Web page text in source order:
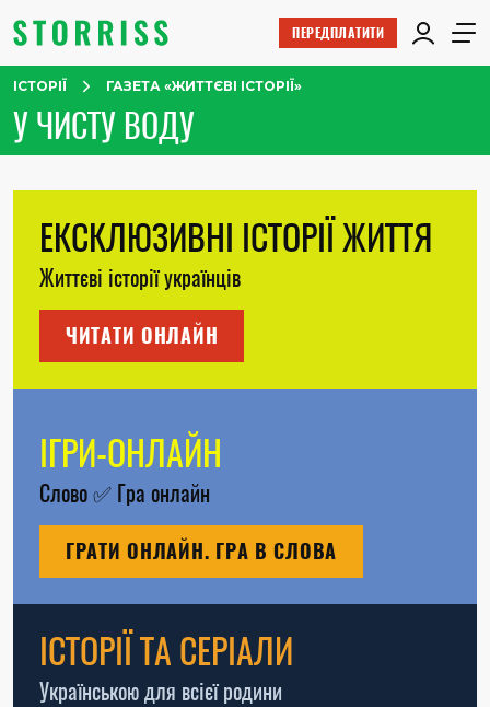
ПЕРЕДПЛАТИТИ
ІСТОРІЇ ГАЗЕТА «ЖИТТЄВІ ІСТОРІЇ»
У ЧИСТУ ВОДУ
ЕКСКЛЮЗИВНІ ІСТОРІЇ ЖИТТЯ
Життєві історії українців
ЧИТАТИ ОНЛАЙН
ІГРИ-ОНЛАЙН
Слово✅ Гра онлайн
ГРАТИ ОНЛАЙН. ГРА В СЛОВА
ІСТОРІЇ ТА СЕРІАЛИ
Українською для всієї родини